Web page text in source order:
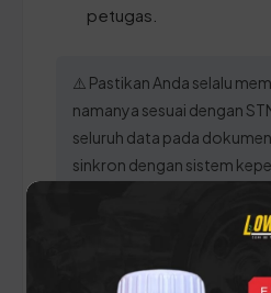
petugas.
⚠️ Pastikan Anda selalu
namanya sesuai dengan
seluruh data pada
sinkron dengan sistem
Panduan Pajak 5
(Ganti Plat) di